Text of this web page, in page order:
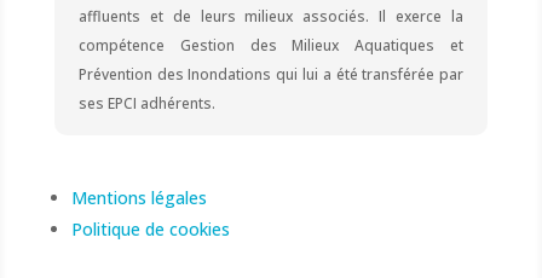
affluents et de leurs milieux associés. Il exerce la
compétence Gestion des Milieux Aquatiques et
Prévention des Inondations qui lui a été transférée par
ses EPCI adhérents.
Mentions légales
Politique de cookies